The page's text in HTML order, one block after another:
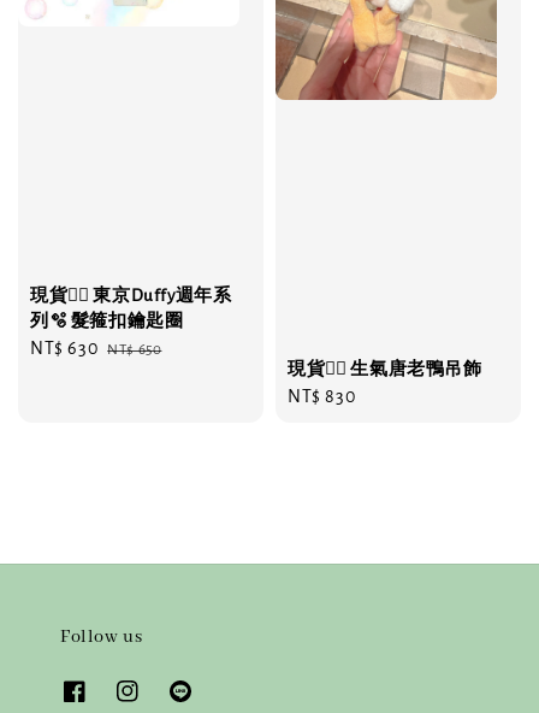
現貨❤️‍🔥 東京Duffy週年系
列🫧 髮箍扣鑰匙圈
Sale
NT$ 630 Regular
NT$ 650
現貨❤️‍🔥 生氣唐老鴨吊飾
Regular
NT$ 830
Follow us